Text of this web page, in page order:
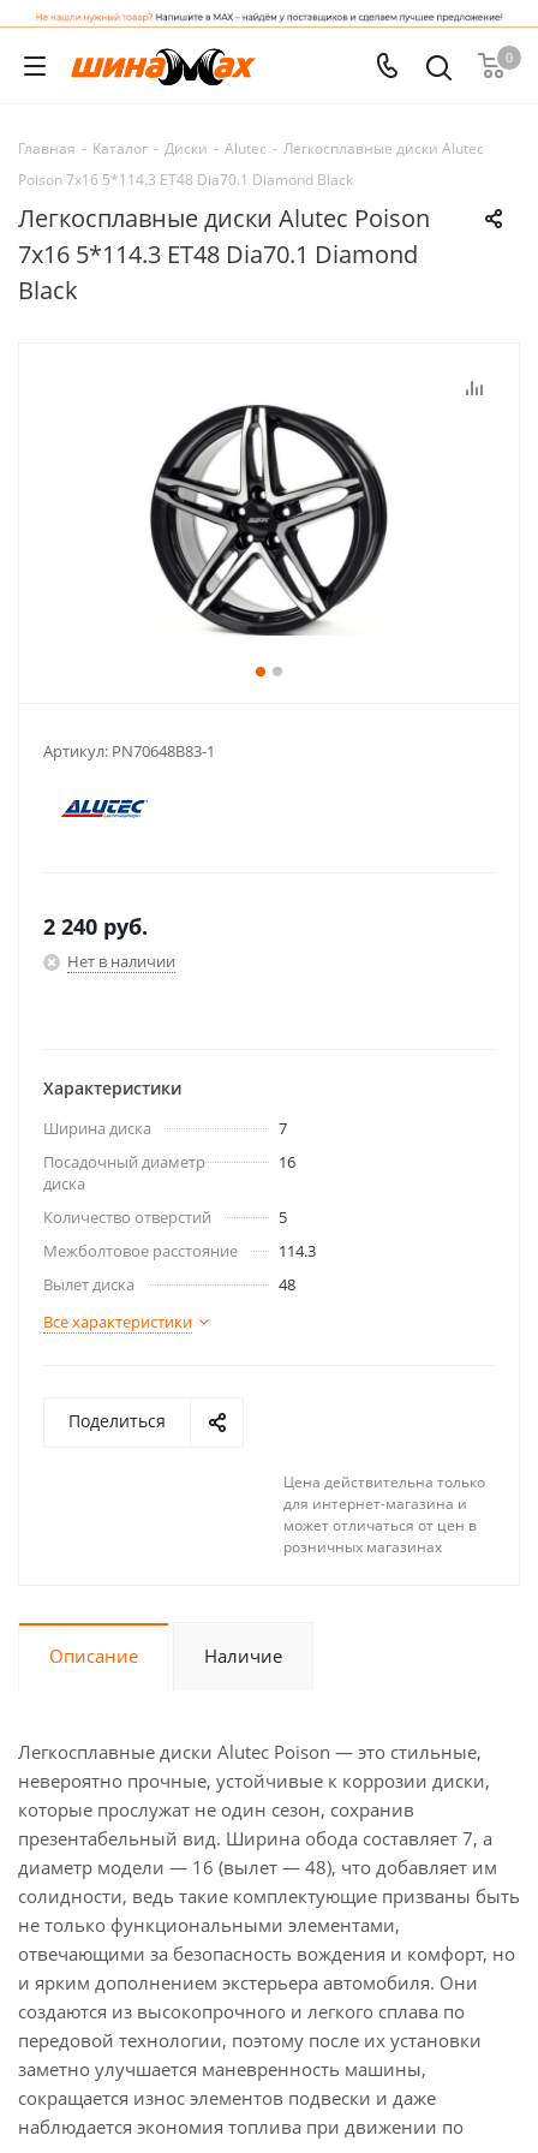
0
Главная - Каталог - Диски - Alutec - Легкосплавные диски Alutec
Poison 7x16 5*114.3 ET48 Dia70.1 Diamond Black
Легкосплавные диски Alutec Poison
7x16 5*114.3 ET48 Dia70.1 Diamond
Black
Артикул: PN70648B83-1
2 240 руб.
Нет в наличии
Характеристики
Ширина диска
7
Посадочный диаметр
диска
16
Количество отверстий
5
Межболтовое расстояние
114.3
Вылет диска
48
Все характеристики
Поделиться
Цена действительна только
для интернет-магазина и
может отличаться от цен в
розничных магазинах
Описание Наличие
Легкосплавные диски Alutec Poison — это стильные,
невероятно прочные, устойчивые к коррозии диски,
которые прослужат не один сезон, сохранив
презентабельный вид. Ширина обода составляет 7, а
диаметр модели — 16 (вылет — 48), что добавляет им
солидности, ведь такие комплектующие призваны быть
не только функциональными элементами,
отвечающими за безопасность вождения и комфорт, но
и ярким дополнением экстерьера автомобиля. Они
создаются из высокопрочного и легкого сплава по
передовой технологии, поэтому после их установки
заметно улучшается маневренность машины,
сокращается износ элементов подвески и даже
наблюдается экономия топлива при движении по